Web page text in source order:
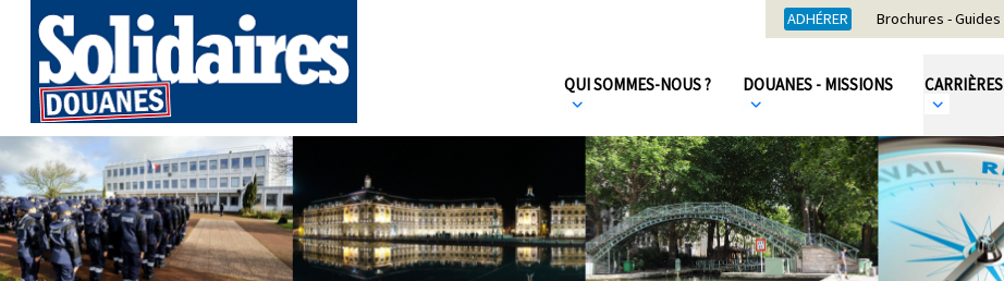
ADHÉRER Brochures - Guides
QUI SOMMES-NOUS ? DOUANES - MISSIONS CARRIÈRES